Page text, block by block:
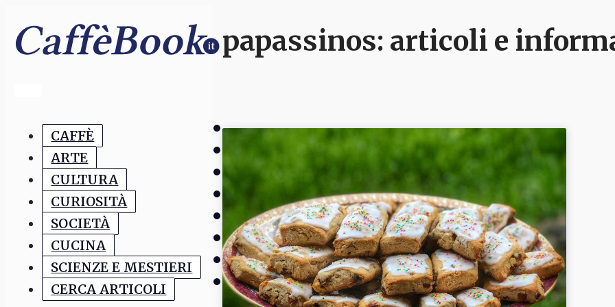
CAFFÈ
ARTE
CULTURA
CURIOSITÀ
SOCIETÀ
CUCINA
SCIENZE E MESTIERI
CERCA ARTICOLI
papassinos: articoli e